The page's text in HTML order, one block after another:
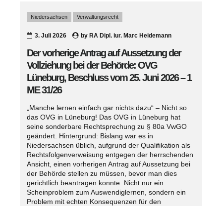
Niedersachsen Verwaltungsrecht
3. Juli 2026 byRA Dipl. iur. Marc Heidemann
Der vorherige Antrag auf Aussetzung der
Vollziehung bei der Behörde: OVG
Lüneburg, Beschluss vom 25. Juni 2026 – 1
ME 31/26
„Manche lernen einfach gar nichts dazu“ – Nicht so
das OVG in Lüneburg! Das OVG in Lüneburg hat
seine sonderbare Rechtsprechung zu § 80a VwGO
geändert. Hintergrund: Bislang war es in
Niedersachsen üblich, aufgrund der Qualifikation als
Rechtsfolgenverweisung entgegen der herrschenden
Ansicht, einen vorherigen Antrag auf Aussetzung bei
der Behörde stellen zu müssen, bevor man dies
gerichtlich beantragen konnte. Nicht nur ein
Scheinproblem zum Auswendiglernen, sondern ein
Problem mit echten Konsequenzen für den